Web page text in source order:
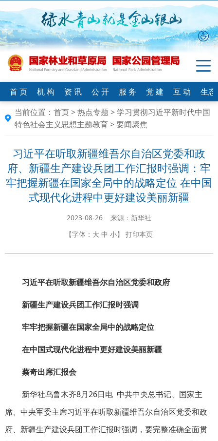
首 页 机 构 资 讯 公 开 服 务 党 建 互 动
生
当前位置： 首页>热点专题 >学习贯彻习近平新时代中国
特色社会主义思想主题教育>要闻聚焦
习近平在听取新疆维吾尔自治区党委和政
府、新疆生产建设兵团工作汇报时强调：牢
牢把握新疆在国家全局中的战略定位 在中国
式现代化进程中更好建设美丽新疆
2023-08-26 来源：新华社
【字体： 大 中 小】 打印本页
习近平在听取新疆维吾尔自治区党委和政府
新疆生产建设兵团工作汇报时强调
牢牢把握新疆在国家全局中的战略定位
在中国式现代化进程中更好建设美丽新疆
蔡奇出席汇报会
新华社乌鲁木齐8月26日电 中共中央总书记、国家主
席、中央军委主席习近平在听取新疆维吾尔自治区党委和政
府、新疆生产建设兵团工作汇报时强调，要完整准确全面贯